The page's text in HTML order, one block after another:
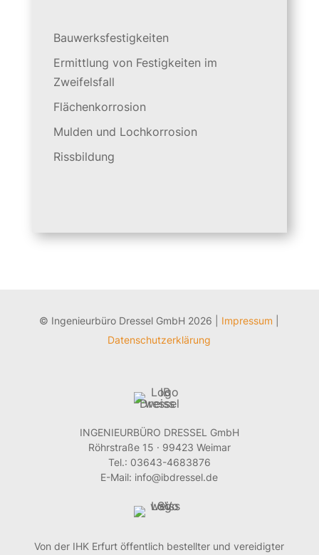
Bauwerksfestigkeiten
Ermittlung von Festigkeiten im
Zweifelsfall
Flächenkorrosion
Mulden und Lochkorrosion
Rissbildung
© Ingenieurbüro Dressel GmbH 2026 | Impressum
Datenschutzerklärung
INGENIEURBÜRO DRESSEL GmbH
Röhrstraße 15 · 99423 Weimar
Tel.: 03643-4683876
E-Mail: info@ibdressel.de
Von der IHK Erfurt öffentlich bestellter und vereidigter